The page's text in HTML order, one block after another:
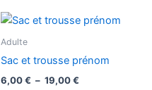
Adulte
Sac et trousse prénom
6,00€ – 19,00€
Plage
de
à